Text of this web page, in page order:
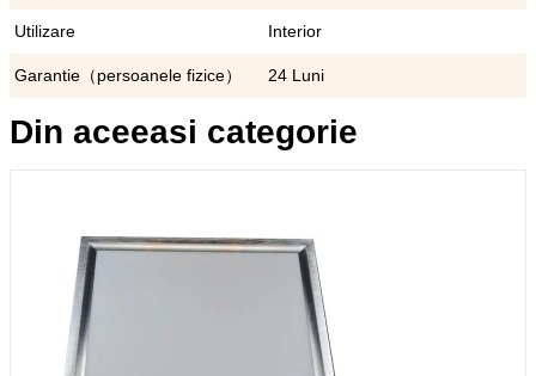
Utilizare Interior
Garantie（persoanele fizice） 24 Luni
Din aceeasi categorie